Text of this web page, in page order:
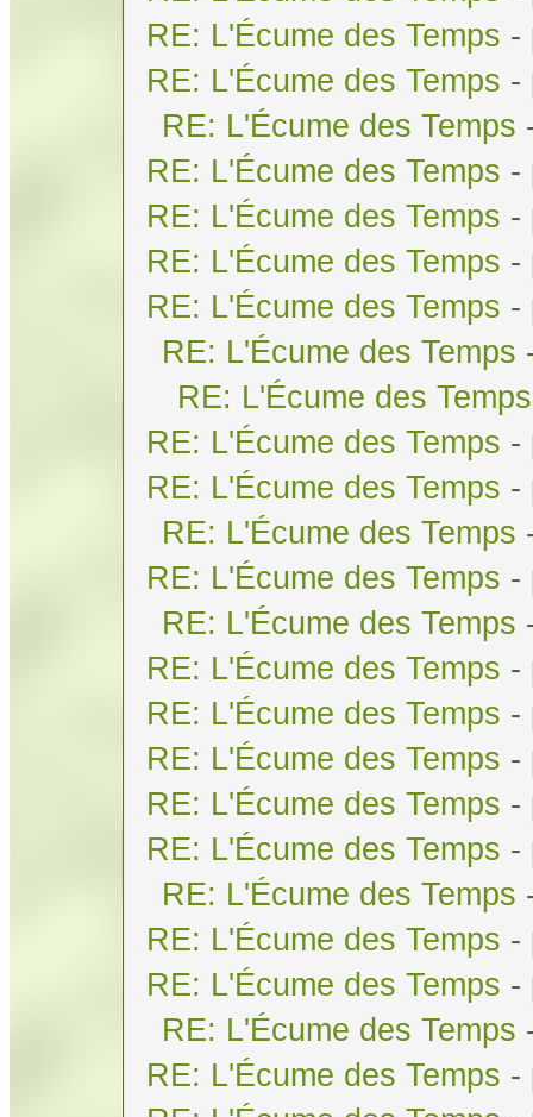
RE: L'Écume des Temps -
RE: L'Écume des Temps -
RE: L'Écume des Temps
RE: L'Écume des Temps -
RE: L'Écume des Temps -
RE: L'Écume des Temps -
RE: L'Écume des Temps -
RE: L'Écume des Temps
RE: L'Écume des Temps
RE: L'Écume des Temps -
RE: L'Écume des Temps -
RE: L'Écume des Temps
RE: L'Écume des Temps -
RE: L'Écume des Temps
RE: L'Écume des Temps -
RE: L'Écume des Temps -
RE: L'Écume des Temps -
RE: L'Écume des Temps -
RE: L'Écume des Temps -
RE: L'Écume des Temps
RE: L'Écume des Temps -
RE: L'Écume des Temps -
RE: L'Écume des Temps
RE: L'Écume des Temps -